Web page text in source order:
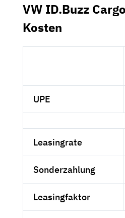
VW ID.Buzz
Kosten
UPE
Leasingrate
Sonderzahlung
Leasingfaktor